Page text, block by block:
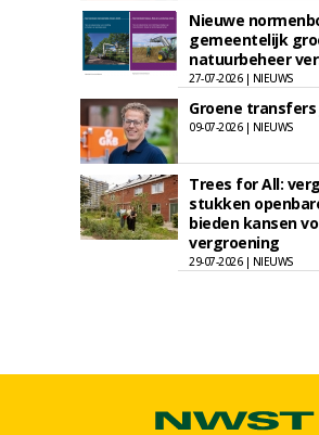
Nieuwe
gemeentelijk
natuurbeheer
27-07-2026 | NIEUWS
Groene transfers
09-07-2026 | NIEUWS
Trees for All:
stukken
bieden kansen
vergroening
29-07-2026 | NIEUWS